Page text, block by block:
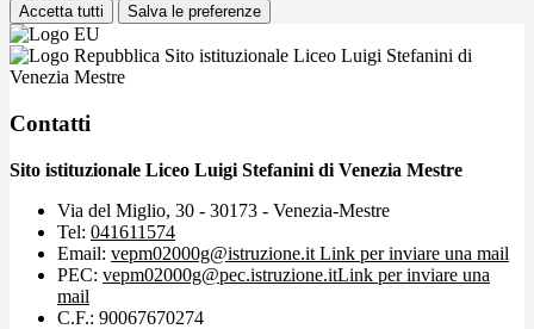
Accetta tutti Salva le preferenze
Sito istituzionale Liceo Luigi Stefanini di
Venezia Mestre
Contatti
Sito istituzionale Liceo Luigi Stefanini di Venezia Mestre
Via del Miglio, 30 - 30173 - Venezia-Mestre
Tel: 041611574
Email: vepm02000g@istruzione.it Link per inviare una mail
PEC: vepm02000g@pec.istruzione.itLink per inviare una
mail
C.F.: 90067670274